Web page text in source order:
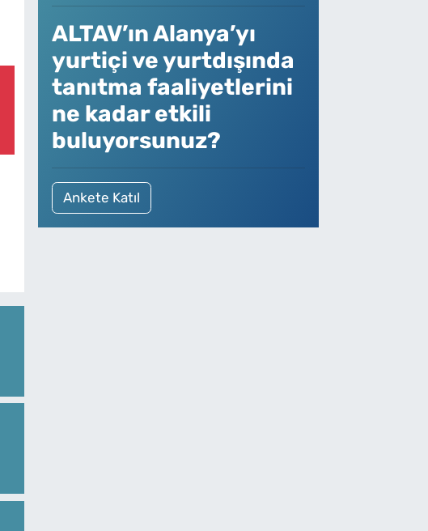
ALTAV’ın Alanya’yı
yurtiçi ve yurtdışında
tanıtma faaliyetlerini
ne kadar etkili
buluyorsunuz?
Ankete Katıl